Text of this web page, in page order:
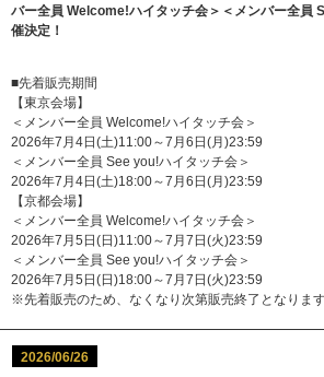
バー全員 Welcome!ハイタッチ会＞＜メンバー全員
催決定！
■先着販売期間
【東京会場】
＜メンバー全員 Welcome!ハイタッチ会＞
2026年7月4日(土)11:00～7月6日(月)23:59
＜メンバー全員 See you!ハイタッチ会＞
2026年7月4日(土)18:00～7月6日(月)23:59
【京都会場】
＜メンバー全員 Welcome!ハイタッチ会＞
2026年7月5日(日)11:00～7月7日(火)23:59
＜メンバー全員 See you!ハイタッチ会＞
2026年7月5日(日)18:00～7月7日(火)23:59
※先着販売のため、なくなり次第販売終了となりま
2026/06/26